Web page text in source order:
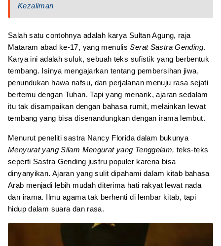
Kezaliman
Salah satu contohnya adalah karya Sultan Agung, raja
Mataram abad ke-17, yang menulisSerat Sastra Gending.
Karya ini adalah suluk, sebuah teks sufistik yang berbentuk
tembang. Isinya mengajarkan tentang pembersihan jiwa,
penundukan hawa nafsu, dan perjalanan menuju rasa sejati
bertemu dengan Tuhan. Tapi yang menarik, ajaran sedalam
itu tak disampaikan dengan bahasa rumit, melainkan lewat
tembang yang bisa disenandungkan dengan irama lembut.
Menurut peneliti sastra Nancy Florida dalam bukunya
Menyurat yang Silam Mengurat yang Tenggelam, teks-teks
seperti Sastra Gending justru populer karena bisa
dinyanyikan. Ajaran yang sulit dipahami dalam kitab bahasa
Arab menjadi lebih mudah diterima hati rakyat lewat nada
dan irama. Ilmu agama tak berhenti di lembar kitab, tapi
hidup dalam suara dan rasa.